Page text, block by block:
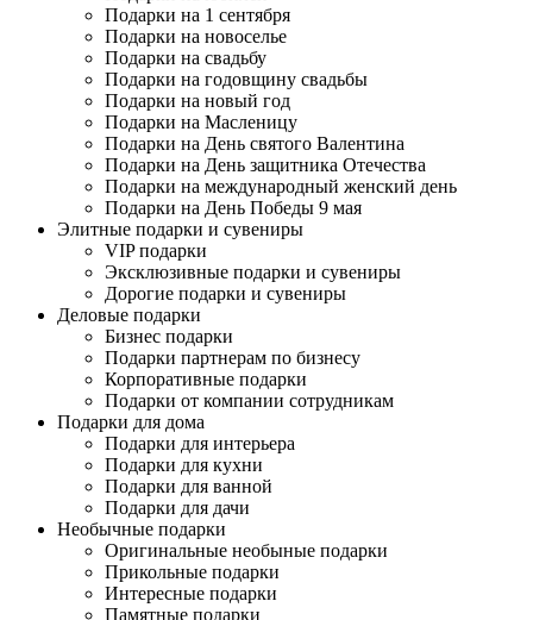
Подарки на 1 сентября
Подарки на новоселье
Подарки на свадьбу
Подарки на годовщину свадьбы
Подарки на новый год
Подарки на Масленицу
Подарки на День святого Валентина
Подарки на День защитника Отечества
Подарки на международный женский день
Подарки на День Победы 9 мая
Элитные подарки и сувениры
VIP подарки
Эксклюзивные подарки и сувениры
Дорогие подарки и сувениры
Деловые подарки
Бизнес подарки
Подарки партнерам по бизнесу
Корпоративные подарки
Подарки от компании сотрудникам
Подарки для дома
Подарки для интерьера
Подарки для кухни
Подарки для ванной
Подарки для дачи
Необычные подарки
Оригинальные необыные подарки
Прикольные подарки
Интересные подарки
Памятные подарки